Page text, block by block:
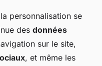
personnalisation se
des données
sur le site,
, et même les